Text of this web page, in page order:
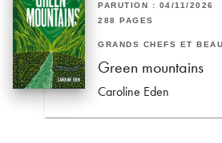
PARUTION : 04/11/2026
288 PAGES
GRANDS CHEFS ET
Green mountains
Caroline Eden